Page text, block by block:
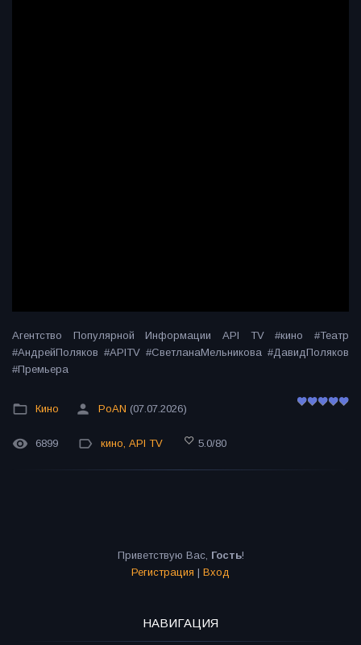
Агентство Популярной Информации API TV #кино #Театр
#АндрейПоляков #APITV #СветланаМельникова #ДавидПоляков
#Премьера
Кино PoAN (07.07.2026)
6899 кино, API TV 5.0/80
Приветствую Вас, Гость!
Регистрация | Вход
НАВИГАЦИЯ